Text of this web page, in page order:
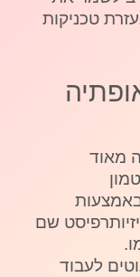
טכניקות
מאוד
שם
לעבוד